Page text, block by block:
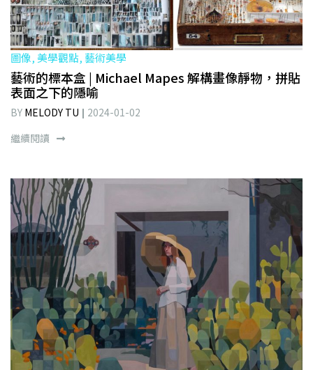
圖像, 美學觀點, 藝術美學
藝術的標本盒 | Michael Mapes 解構畫像靜物，拼貼
表面之下的隱喻
BY MELODY TU
2024-01-02
繼續閱讀